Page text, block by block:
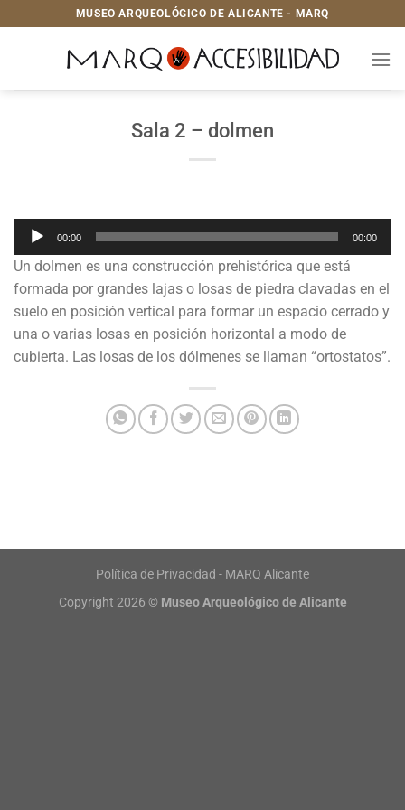
al
MUSEO ARQUEOLÓGICO DE ALICANTE - MARQ
Sala 2 – dolmen
Reproductor
de
audio
00:00 00:00
Un dolmen es una construcción prehistórica que está
formada por grandes lajas o losas de piedra clavadas en el
suelo en posición vertical para formar un espacio cerrado y
una o varias losas en posición horizontal a modo de
cubierta. Las losas de los dólmenes se llaman “ortostatos”.
Política de Privacidad - MARQ Alicante
Copyright 2026 © Museo Arqueológico de Alicante